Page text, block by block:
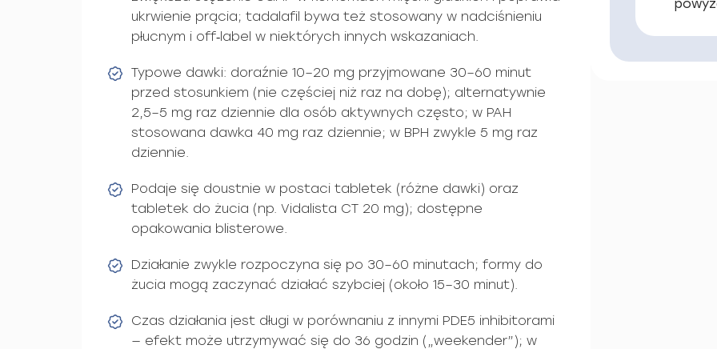
ukrwienie prącia; tadalafil bywa też stosowany w nadciśnieniu
płucnym i off‑label w niektórych innych wskazaniach.
Typowe dawki: doraźnie 10–20 mg przyjmowane 30–60 minut
przed stosunkiem (nie częściej niż raz na dobę); alternatywnie
2,5–5 mg raz dziennie dla osób aktywnych często; w PAH
stosowana dawka 40 mg raz dziennie; w BPH zwykle 5 mg raz
dziennie.
Podaje się doustnie w postaci tabletek (różne dawki) oraz
tabletek do żucia (np. Vidalista CT 20 mg); dostępne
opakowania blisterowe.
Działanie zwykle rozpoczyna się po 30–60 minutach; formy do
żucia mogą zaczynać działać szybciej (około 15–30 minut).
Czas działania jest długi w porównaniu z innymi PDE5 inhibitorami
— efekt może utrzymywać się do 36 godzin („weekender”); w